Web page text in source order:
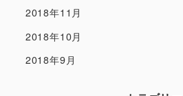
2018年11月
2018年10月
2018年9月